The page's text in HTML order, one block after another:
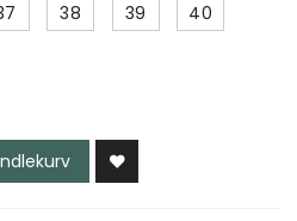
38 39 40